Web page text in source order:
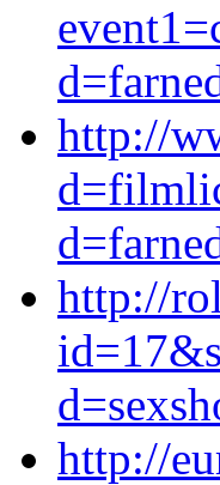
http://
http://
http://